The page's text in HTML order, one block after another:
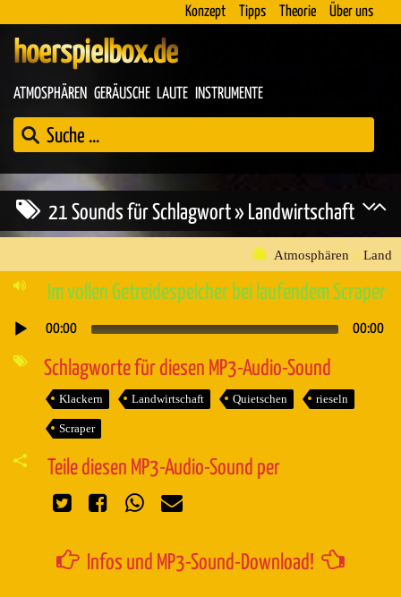
Konzept Tipps Theorie Über uns
hoerspielbox.de
ATMOSPHÄREN GERÄUSCHE LAUTE INSTRUMENTE
21 Sounds für Schlagwort » Landwirtschaft
Atmosphären » Land
Im vollen Getreidespeicher bei laufendem Scraper
Audio-
00:00 00:00
Schlagworte für diesen MP3-Audio-Sound
Klackern Landwirtschaft Quietschen rieseln
Scraper
Teile diesen MP3-Audio-Sound per
Infos und MP3-Sound-Download!